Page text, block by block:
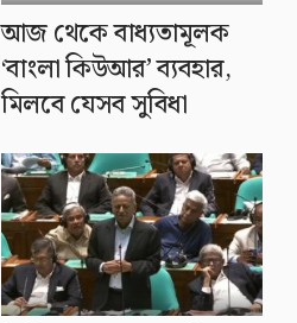
আজ থেকে বাধ্যতামূলক
‘বাংলা কিউআর’ ব্যবহার,
মিলবে যেসব সুবিধা